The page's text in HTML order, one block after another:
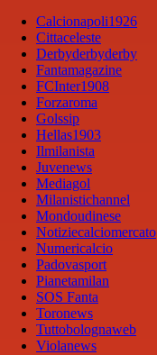
Calcionapoli1926
Cittaceleste
Derbyderbyderby
Fantamagazine
FCInter1908
Forzaroma
Golssip
Hellas1903
Ilmilanista
Juvenews
Mediagol
Milanistichannel
Mondoudinese
Notiziecalciomercato
Numericalcio
Padovasport
Pianetamilan
SOS Fanta
Toronews
Tuttobolognaweb
Violanews